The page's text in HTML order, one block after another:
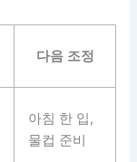
다음 조정
아침 한 입,
물컵 준비